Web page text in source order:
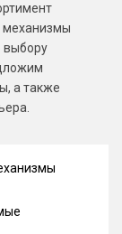
механизмы
выбору
а также